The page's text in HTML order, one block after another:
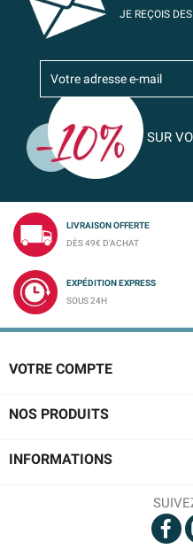
JE REÇOIS
SUR
LIVRAISON OFFERTE
DÈS 49€ D'ACHAT
EXPÉDITION EXPRESS
SOUS 24H
VOTRE COMPTE
NOS PRODUITS
INFORMATIONS